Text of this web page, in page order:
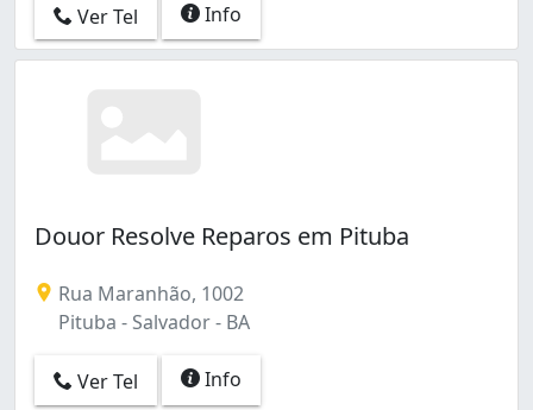
Ver Tel Info
Douor Resolve Reparos em Pituba
Rua Maranhão, 1002
Pituba - Salvador - BA
Ver Tel Info